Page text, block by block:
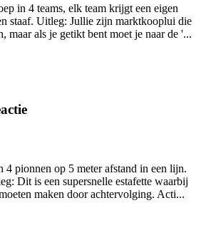
in 4 teams, elk team krijgt een eigen
staaf. Uitleg: Jullie zijn marktkooplui die
maar als je getikt bent moet je naar de '...
pionnen op 5 meter afstand in een lijn.
Dit is een supersnelle estafette waarbij
maken door achtervolging. Acti...